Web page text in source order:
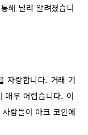
해 널리 알려졌습니
자랑합니다. 거래 기
매우 어렵습니다. 이
람들이 아크 코인에